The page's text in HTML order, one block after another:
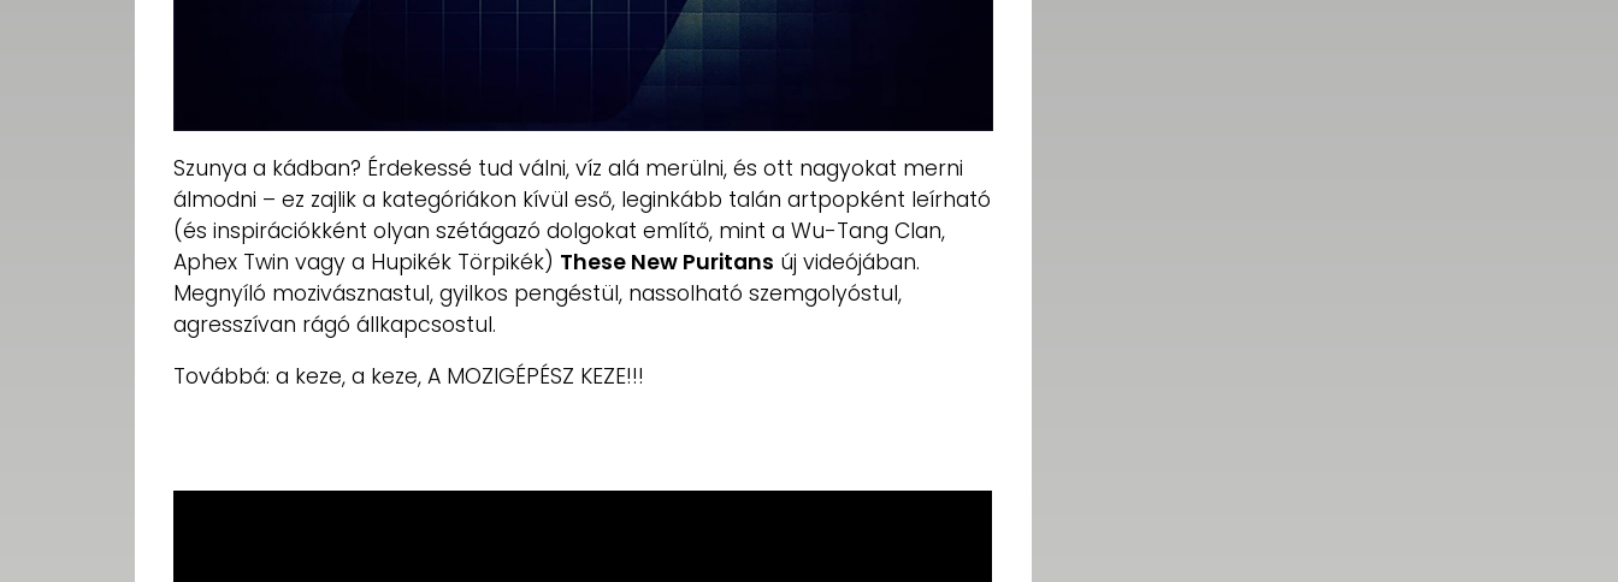
Szunya a kádban? Érdekessé tud válni, víz alá merülni, és ott nagyokat merni
álmodni – ez zajlik a kategóriákon kívül eső, leginkább talán artpopként leírható
(és inspirációkként olyan szétágazó dolgokat említő, mint a Wu-Tang Clan,
Aphex Twin vagy a Hupikék Törpikék) These New Puritans új videójában.
Megnyíló mozivásznastul, gyilkos pengéstül, nassolható szemgolyóstul,
agresszívan rágó állkapcsostul.
Továbbá: a keze, a keze, A MOZIGÉPÉSZ KEZE!!!